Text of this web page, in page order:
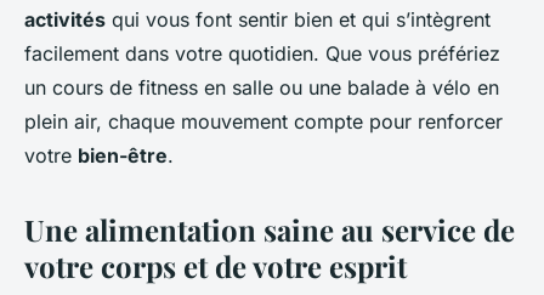
activités qui vous font sentir bien et qui s’intègrent
facilement dans votre quotidien. Que vous préfériez
un cours de fitness en salle ou une balade à vélo en
plein air, chaque mouvement compte pour renforcer
votre bien-être.
Une alimentation saine au service de
votre corps et de votre esprit